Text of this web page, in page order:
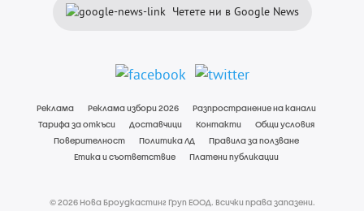
Четете ни в Google News
Реклама Реклама избори 2026
Разпространение на канали
Тарифа за откъси
Доставчици Контакти
Общи условия
Поверителност
Политика ЛД
Правила за ползване
Етика и съответствие
Платени публикации
© 2026 Нова Броудкастинг Груп ЕООД. Всички права запазени.